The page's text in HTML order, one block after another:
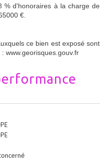
% d'honoraires à la charge de
€.
ce bien est exposé sont
www.georisques.gouv.fr